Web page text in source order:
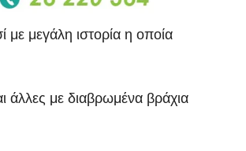
μεγάλη ιστορία η οποία
άλλες με διαβρωμένα βράχια